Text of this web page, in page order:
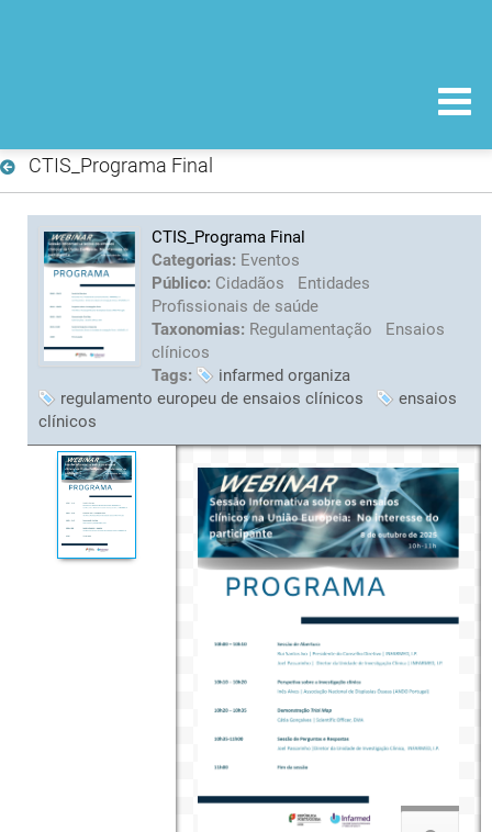
CTIS_Programa Final
CTIS_Programa Final
Categorias: Eventos
Público: Cidadãos
Entidades
Profissionais de saúde
Taxonomias: Regulamentação
Ensaios
clínicos
Tags:
infarmed organiza
regulamento europeu de ensaios clínicos
ensaios
clínicos